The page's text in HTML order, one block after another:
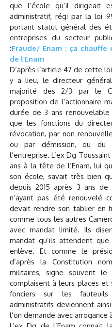
que l’école qu’il dirigeait
administratif, régi par la loi
portant statut général des
entreprises du secteur
:Fraude/ Enam : ça
de l’Enam
D’après l’article 47 de cette
y a lieu, le directeur
majorité des 2/3 par le
proposition de l’actionnaire
durée de 3 ans renouvelable
que les fonctions du
révocation, par non
ou par démission, ou
l’entreprise. L’ex Dg
ans à la tête de l’Enam, lui
son école, savait très bien
depuis 2015 après 3 ans de
n’ayant pas été renouvelé
devait rendre son tablier en
comme tous les autres
avec mandat limité. Ils
mandat qu’ils attendent
enlève. Et comme le
d’après la Constitution
militaires, signe souvent
complaisent à leurs places
fonciers sur les
administratifs deviennent
l’on demande avec arrogance